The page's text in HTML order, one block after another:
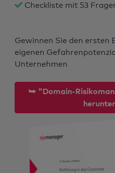
Checkliste mit 53
Gewinnen Sie den ersten
eigenen
Unternehmen
⮩ "Domain-